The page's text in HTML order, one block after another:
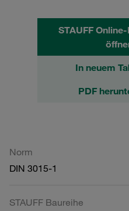
STAUFF
In neuem
PDF
Norm
DIN 3015-1
STAUFF Baureihe